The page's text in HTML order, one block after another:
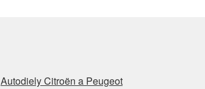
Autodiely Citroën a Peugeot